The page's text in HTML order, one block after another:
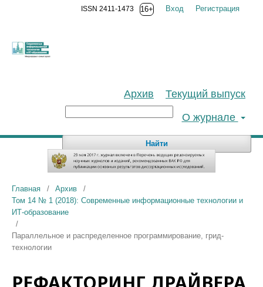
Текущий выпуск
Архив
О журнале
Найти
Регистрация
Вход
ISSN 2411-1473 16+
Главная / Архив
/
Том 14 № 1 (2018): Современные информационные технологии и
ИТ-образование
/
Параллельное и распределенное программирование, грид-
технологии